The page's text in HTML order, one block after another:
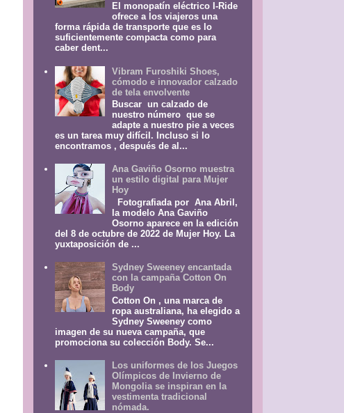
El monopatín eléctrico I-Ride
ofrece a los viajeros una
forma rápida de transporte que es lo
suficientemente compacta como para
caber dent...
Vibram Furoshiki Shoes,
cómodo e innovador calzado
de tela envolvente
Buscar un calzado de
nuestro número que se
adapte a nuestro pie a veces
es un tarea muy difícil. Incluso si lo
encontramos , después de al...
Ana Gaviño Osorno muestra
un estilo digital para Mujer
Hoy
Fotografiada por Ana Abril,
la modelo Ana Gaviño
Osorno aparece en la edición
del 8 de octubre de 2022 de Mujer Hoy. La
yuxtaposición de ...
Sydney Sweeney encantada
con la campaña Cotton On
Body
Cotton On , una marca de
ropa australiana, ha elegido a
Sydney Sweeney como
imagen de su nueva campaña, que
promociona su colección Body. Se...
Los uniformes de los Juegos
Olímpicos de Invierno de
Mongolia se inspiran en la
vestimenta tradicional
nómada.